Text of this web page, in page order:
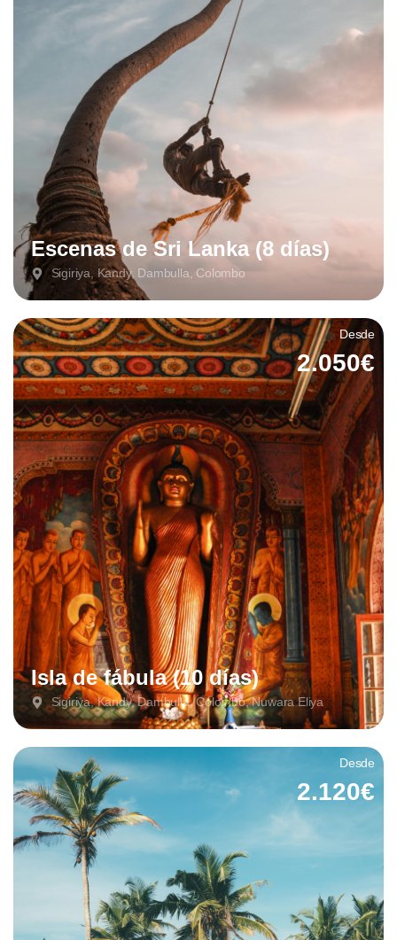
Escenas de Sri Lanka (8 días)
Sigiriya, Kandy, Dambulla, Colombo
Desde
2.050€
Isla de fábula (10 días)
Sigiriya, Kandy, Dambulla, Colombo, Nuwara Eliya
Desde
2.120€